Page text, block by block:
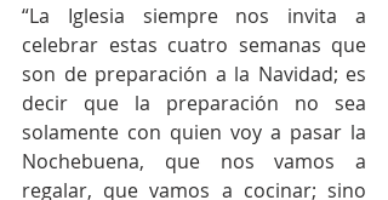
“La Iglesia siempre nos invita a
celebrar estas cuatro semanas que
son de preparación a la Navidad; es
decir que la preparación no sea
solamente con quien voy a pasar la
Nochebuena, que nos vamos a
regalar, que vamos a cocinar; sino